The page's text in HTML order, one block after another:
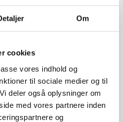
Om
cookies
vores indhold og
til sociale medier og til
deler også oplysninger om
med vores partnere inden
og
gulerødder, blomkål,
aspargesbroccoli.